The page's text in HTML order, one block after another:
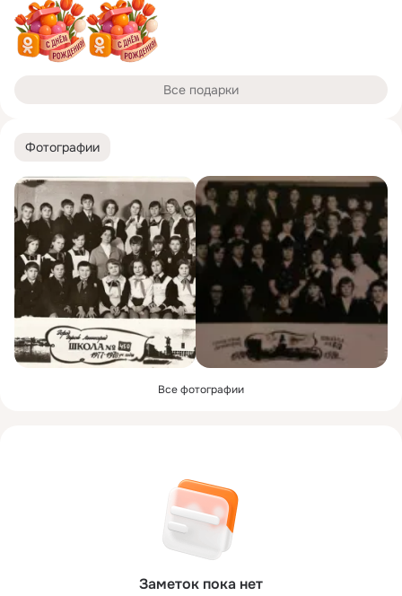
Фотографии
Все фотографии
Заметок пока нет
Все подарки